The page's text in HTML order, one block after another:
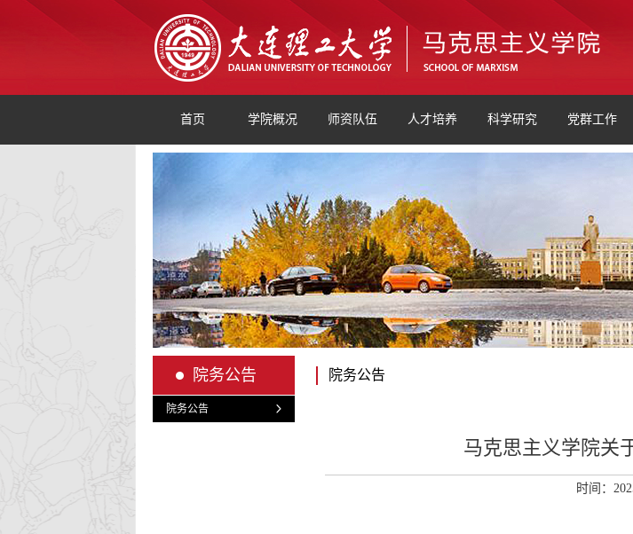
首页 学院概况 师资队伍 人才培养 科学研究 党群工作
院务公告
院务公告
院务公告
马克思主义学院关
时间：